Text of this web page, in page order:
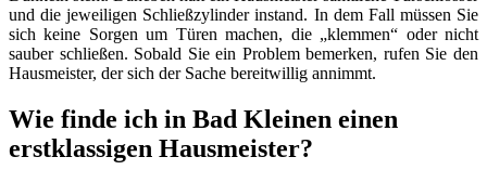
und die jeweiligen Schließzylinder instand. In dem Fall müssen Sie
sich keine Sorgen um Türen machen, die „klemmen“ oder nicht
sauber schließen. Sobald Sie ein Problem bemerken, rufen Sie den
Hausmeister, der sich der Sache bereitwillig annimmt.
Wie finde ich in Bad Kleinen einen
erstklassigen Hausmeister?